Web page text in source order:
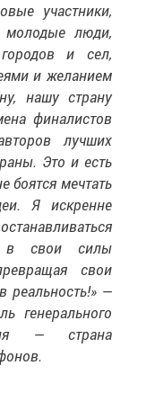
участники,
молодые люди,
и сел,
и желанием
нашу страну
финалистов
лучших
Это и есть
боятся мечтать
Я искренне
в свои силы
свои
реальность!» —
генерального
— страна